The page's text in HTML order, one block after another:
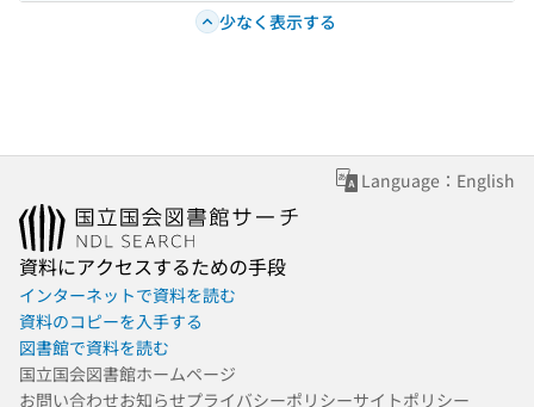
少なく表示する
Language：English
資料にアクセスするための手段
インターネットで資料を読む
資料のコピーを入手する
図書館で資料を読む
国立国会図書館ホームページ
お問い合わせお知らせプライバシーポリシーサイトポリシー